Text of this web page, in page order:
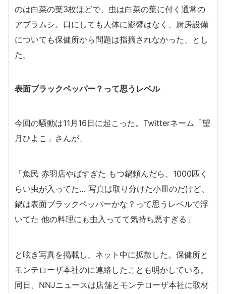
のは白菜の葉3枚ほどで、虫は白菜の葉に付く通常の
アブラムシ。口にしても人体に影響はなく、厨房設備
についても保健所から問題は指摘されなかった、とし
た。
表面ブラックペッパー？って思うレベル
今回の騒動は11月16日に起こった。Twitterネーム「望
月ひよこ」さんが、
「魚民 赤羽店やばすぎた もつ鍋頼んだら、1000匹く
らい虫が入ってた… 写真は取り分けた小皿のだけど、
鍋は表面ブラックペッパーかな？って思うレベルで浮
いてた 他の料理にも虫入ってて気持ち悪すぎる」
と呟き写真を掲載し、ネット中に拡散した。保健所と
モンテローザ本社のに連絡したことも明かしている。
同日、NNJニュースは店舗とモンテローザ本社に取材